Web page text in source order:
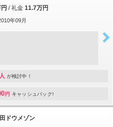
/礼金 11.7万円
年09月
が検討中！
円 キャッシュバック!
ドウメゾン